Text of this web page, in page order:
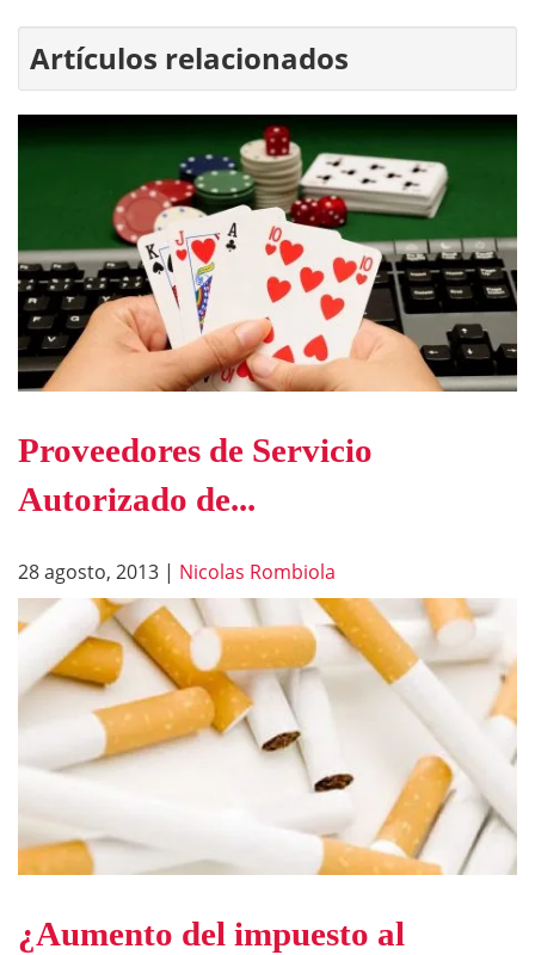
Artículos relacionados
Proveedores de Servicio
Autorizado de...
28 agosto, 2013 | Nicolas Rombiola
¿Aumento del impuesto al